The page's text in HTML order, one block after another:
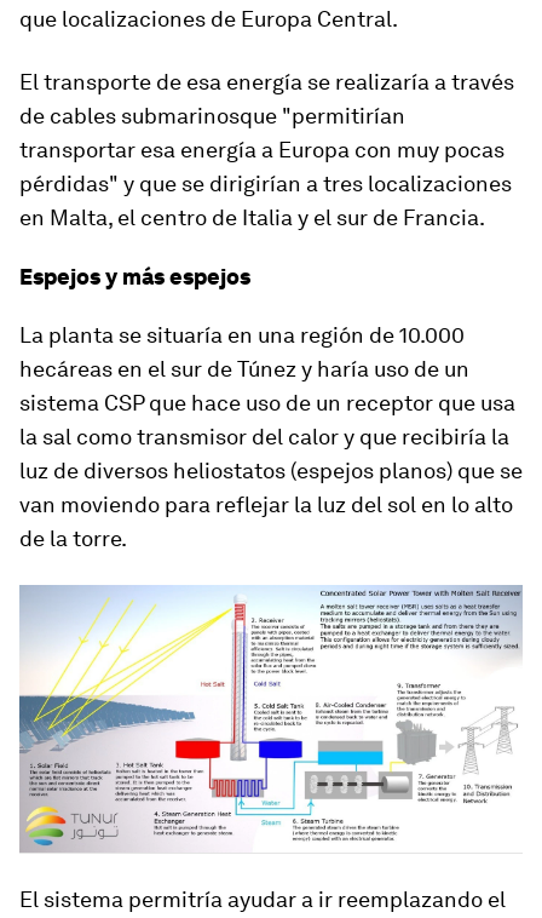
que localizaciones de Europa Central.
El transporte de esa energía se realizaría a través
de cables submarinosque "permitirían
transportar esa energía a Europa con muy pocas
pérdidas" y que se dirigirían a tres localizaciones
en Malta, el centro de Italia y el sur de Francia.
Espejos y más espejos
La planta se situaría en una región de 10.000
hecáreas en el sur de Túnez y haría uso de un
sistema CSP que hace uso de un receptor que usa
la sal como transmisor del calor y que recibiría la
luz de diversos heliostatos (espejos planos) que se
van moviendo para reflejar la luz del sol en lo alto
de la torre.
El sistema permitría ayudar a ir reemplazando el